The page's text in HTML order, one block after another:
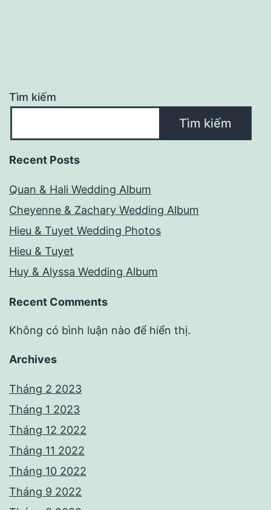
Tìm kiếm
Tìm kiếm
Recent Posts
Quan & Hali Wedding Album
Cheyenne & Zachary Wedding Album
Hieu & Tuyet Wedding Photos
Hieu & Tuyet
Huy & Alyssa Wedding Album
Recent Comments
Không có bình luận nào để hiển thị.
Archives
Tháng 2 2023
Tháng 1 2023
Tháng 12 2022
Tháng 11 2022
Tháng 10 2022
Tháng 9 2022